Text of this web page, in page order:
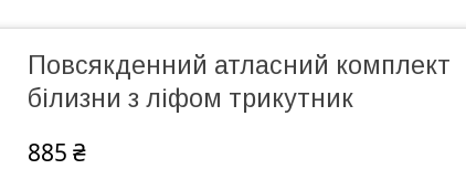
Повсякденний атласний комплект
білизни з ліфом трикутник
885 ₴